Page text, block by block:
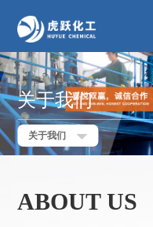
关于我们
关于我们
ABOUT US